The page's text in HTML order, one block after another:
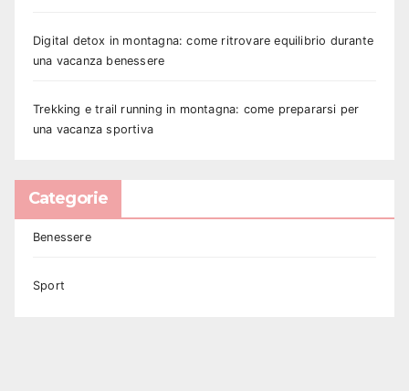
Digital detox in montagna: come ritrovare equilibrio durante
una vacanza benessere
Trekking e trail running in montagna: come prepararsi per
una vacanza sportiva
Categorie
Benessere
Sport